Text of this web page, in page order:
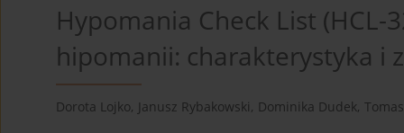
Hypomania Check List
hipomanii:
Dorota Lojko, Janusz Rybakowski, Dominika Dudek,